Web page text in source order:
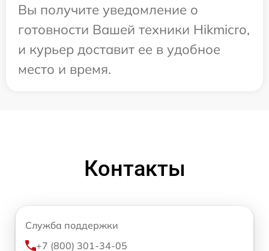
Вы получите уведомление о
готовности Вашей техники Hikmicro,
и курьер доставит ее в удобное
место и время.
Контакты
Служба поддержки
+7 (800) 301-34-05